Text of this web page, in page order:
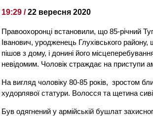
19:29 /22 вересня 2020
Правоохоронці встановили, що 85-річний
Іванович, уродженець Глухівського
пішов з дому, і донині його
невідомим. Чоловік страждає на приступи
На вигляд чоловіку 80-85 років, зростом
худорлявої статури. Волосся та щетина сиві,
Був одягнений у армійській бушлат